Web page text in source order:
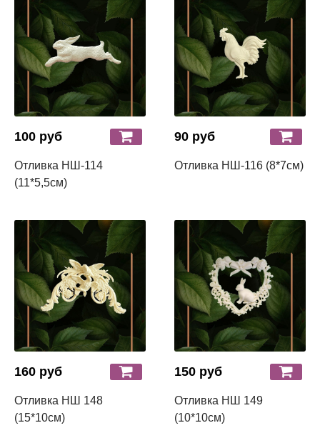
100 руб
Отливка НШ-114
(11*5,5см)
90 руб
Отливка НШ-116 (8*7см)
160 руб
Отливка НШ 148
(15*10см)
150 руб
Отливка НШ 149
(10*10см)